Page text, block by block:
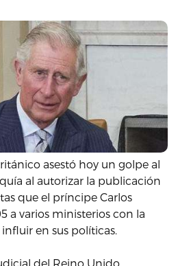
asestó hoy un golpe al
al autorizar la publicación
que el príncipe Carlos
a varios ministerios con la
en sus políticas.
del Reino Unido